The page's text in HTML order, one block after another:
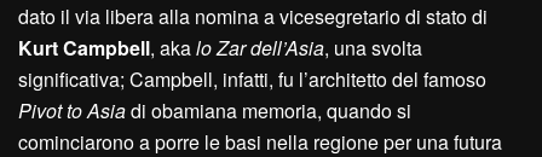
dato il via libera alla nomina a vicesegretario di stato di
Kurt Campbell, akalo Zar dell’Asia, una svolta
significativa; Campbell, infatti, fu l’architetto del famoso
Pivot to Asiadi obamiana memoria, quando si
cominciarono a porre le basi nella regione per una futura